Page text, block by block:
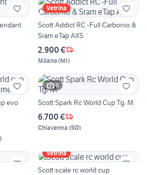
Vetrina
Scott Addict RC -Full Carbonio &
Sram eTap AXS
2.900 €
Milano(MI)
evo
)
6
Scott Spark Rc World Cup Tg. M
6.700 €
Chiavenna (SO)
Vetrina
Scott scale rc world cup